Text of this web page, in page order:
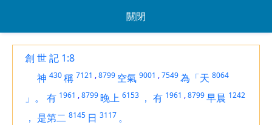
關閉
創 世 記 1:8
神 430稱 7121 ,8799 空氣 9001 ,7549為「天 8064
」。 有 1961 ,8799晚上 6153 ， 有 1961 ,8799早晨 1242
， 是第二 8145 日 3117 。